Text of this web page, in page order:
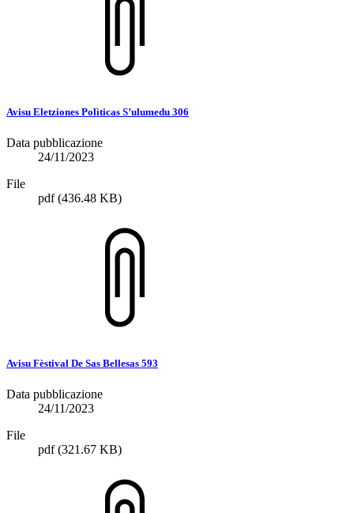
Avisu Eletziones Polìticas S’ulumedu 306
Data pubblicazione
24/11/2023
File
pdf(436.48 KB)
Avisu Fèstival De Sas Bellesas 593
Data pubblicazione
24/11/2023
File
pdf(321.67 KB)